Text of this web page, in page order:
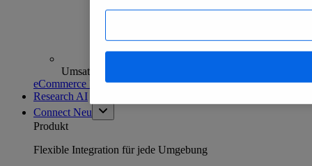
Umsatzanalysen und -prognosen
eCommerce Insights entdecken
Research AI
Connect Neu
Produkt
Flexible Integration für jede Umgebung